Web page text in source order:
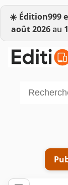
☀️ Édition999
août 2026au